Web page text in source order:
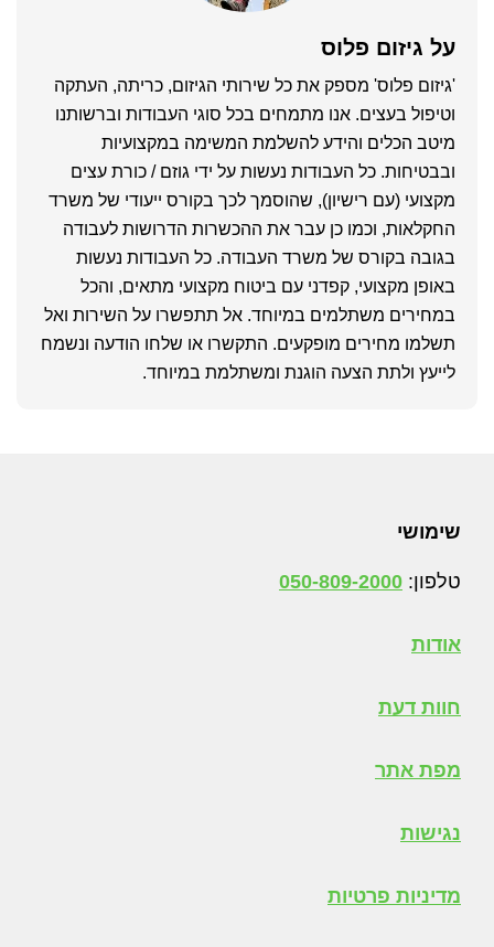
על גיזום פלוס
'גיזום פלוס' מספק את כל שירותי הגיזום, כריתה, העתקה
וטיפול בעצים. אנו מתמחים בכל סוגי העבודות וברשותנו
מיטב הכלים והידע להשלמת המשימה במקצועיות
ובבטיחות. כל העבודות נעשות על ידי גוזם / כורת עצים
מקצועי (עם רישיון), שהוסמך לכך בקורס ייעודי של משרד
החקלאות, וכמו כן עבר את ההכשרות הדרושות לעבודה
בגובה בקורס של משרד העבודה. כל העבודות נעשות
באופן מקצועי, קפדני עם ביטוח מקצועי מתאים, והכל
במחירים משתלמים במיוחד. אל תתפשרו על השירות ואל
תשלמו מחירים מופקעים. התקשרו או שלחו הודעה ונשמח
לייעץ ולתת הצעה הוגנת ומשתלמת במיוחד.
שימושי
טלפון: 050-809-2000
אודות
חוות דעת
מפת אתר
נגישות
מדיניות פרטיות